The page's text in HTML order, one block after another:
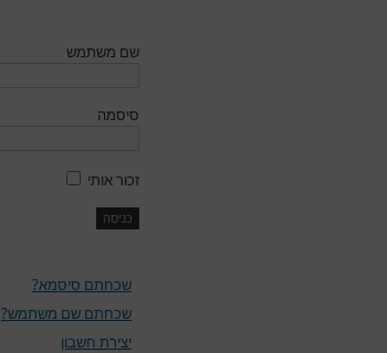
שם משתמש
סיסמה
זכור אותי
שכחתם סיסמא?
שכחתם שם משתמש?
יצירת חשבון